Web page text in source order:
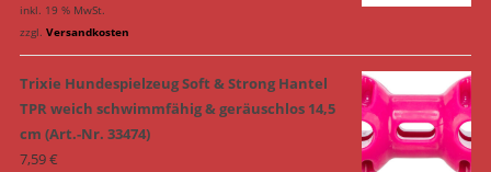
inkl. 19 % MwSt.
zzgl. Versandkosten
Trixie Hundespielzeug Soft & Strong Hantel
TPR weich schwimmfähig & geräuschlos 14,5
cm (Art.-Nr. 33474)
7,59€